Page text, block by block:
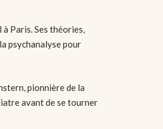
Paris. Ses théories,
psychanalyse pour
pionnière de la
avant de se tourner